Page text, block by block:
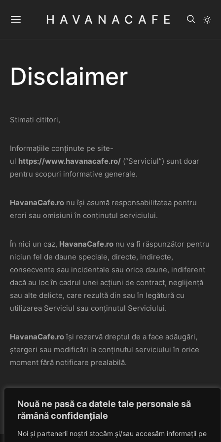
Nouă ne pasă ca datele tale personale să
rămână confidențiale
Noi și partenerii noștri stocăm și/sau accesăm informații pe
HAVANACAFE
Disclaimer
Stimati cititori,
Informațiile conținute pe site-
ul https://www.havanacafe.ro/ (“Serviciul”) sunt doar
pentru scopuri informative generale.
HavanaCafe.ro nu își asumă responsabilitatea pentru
erori sau omisiuni în conținutul serviciului.
În nici un caz, HavanaCafe.ro nu va fi răspunzător pentru
niciun fel de daune speciale, directe, indirecte,
consecvente sau incidentale sau orice daune, indiferent
dacă au loc în cadrul unei acțiuni de contract, neglijență
sau alte delicte, care rezultă din sau în legătură cu
utilizarea Serviciul sau conținutul Serviciului.
HavanaCafe.roîși rezervă dreptul de a face adăugări,
ștergeri sau modificări la conținutul serviciului în orice
moment fără notificare prealabilă.
HavanaCafe.ronu garantează că site-ul web nu conține
viruși sau alte componente dăunătoare.